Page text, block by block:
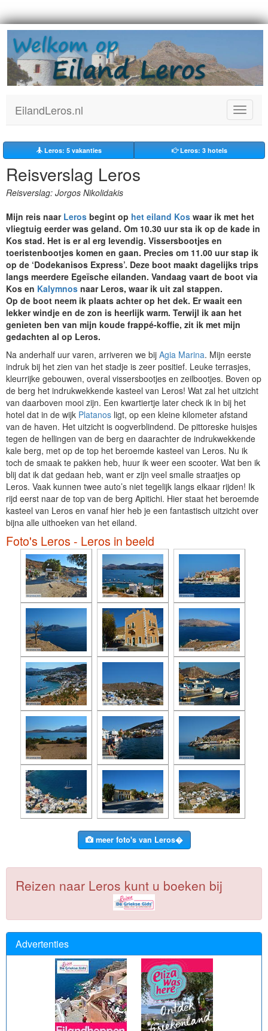
Toggle
EilandLeros.nl
Leros: 5vakanties Leros: 3 hotels
Reisverslag Leros
Reisverslag: Jorgos Nikolidakis
Mijn reis naar Leros begint op het eiland Kos waar ik met het
vliegtuig eerder was geland. Om 10.30 uur sta ik op de kade in
Kos stad. Het is er al erg levendig. Vissersbootjes en
toeristenbootjes komen en gaan. Precies om 11.00 uur stap ik
op de ‘Dodekanisos Express’. Deze boot maakt dagelijks trips
langs meerdere Egeïsche eilanden. Vandaag vaart de boot via
Kos en Kalymnos naar Leros, waar ik uit zal stappen.
Op de boot neem ik plaats achter op het dek. Er waait een
lekker windje en de zon is heerlijk warm. Terwijl ik aan het
genieten ben van mijn koude frappé-koffie, zit ik met mijn
gedachten al op Leros.
Na anderhalf uur varen, arriveren we bij Agia Marina. Mijn eerste
indruk bij het zien van het stadje is zeer positief. Leuke terrasjes,
kleurrijke gebouwen, overal vissersbootjes en zeilbootjes. Boven op
de berg het indrukwekkende kasteel van Leros! Wat zal het uitzicht
van daarboven mooi zijn. Een kwartiertje later check ik in bij het
hotel dat in de wijk Platanos ligt, op een kleine kilometer afstand
van de haven. Het uitzicht is oogverblindend. De pittoreske huisjes
tegen de hellingen van de berg en daarachter de indrukwekkende
kale berg, met op de top het beroemde kasteel van Leros. Nu ik
toch de smaak te pakken heb, huur ik weer een scooter. Wat ben ik
blij dat ik dat gedaan heb, want er zijn veel smalle straatjes op
Leros. Vaak kunnen twee auto’s niet tegelijk langs elkaar rijden! Ik
rijd eerst naar de top van de berg Apitichi. Hier staat het beroemde
kasteel van Leros en vanaf hier heb je een fantastisch uitzicht over
bijna alle uithoeken van het eiland.
Foto's Leros - Leros in beeld
meer foto's van Leros�
Reizen naar Leros kunt u boeken bij
Advertenties